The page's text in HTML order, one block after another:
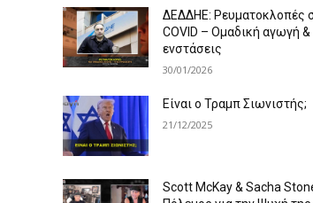
ΔΕΔΔΗΕ: Ρευματοκλοπές
COVID – Ομαδική αγωγή &
ενστάσεις
30/01/2026
Είναι ο Τραμπ Σιωνιστής;
21/12/2025
Scott McKay & Sacha